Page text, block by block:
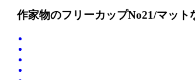
作家物のフリーカップNo21/マッ